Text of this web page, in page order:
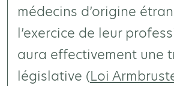
médecins d’origine
l’exercice de leur
aura effectivement une
législative (Loi